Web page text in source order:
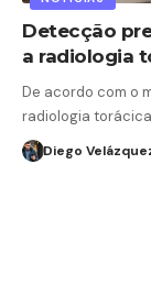
Detecção
a radiologia
De acordo com o
radiologia
Diego